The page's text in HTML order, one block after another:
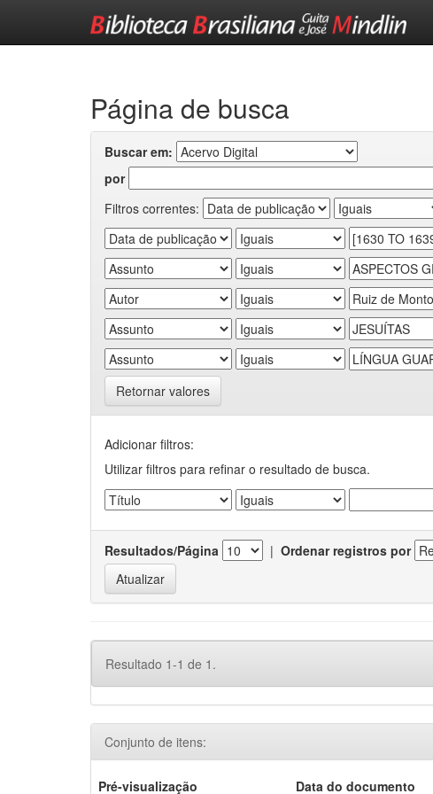
Página de busca
Buscar em:
por
Filtros correntes:
Retornar valores
Adicionar filtros:
Utilizar filtros para refinar o resultado de busca.
Resultados/Página | Ordenar registros por
Resultado 1-1 de 1.
Conjunto de itens:
Pré-visualização Data do documento